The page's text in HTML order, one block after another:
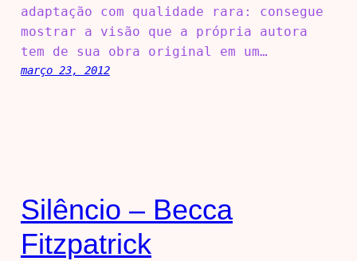
adaptação com qualidade rara: consegue
mostrar a visão que a própria autora
tem de sua obra original em um…
março 23, 2012
Silêncio – Becca
Fitzpatrick